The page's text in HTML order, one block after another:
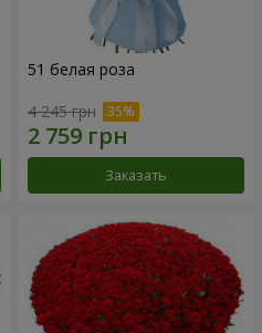
51 белая роза
4 245 грн
Заказать